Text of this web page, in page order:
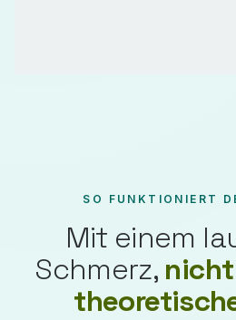
SO FUNKTIONIERT
Mit einem
Schmerz,